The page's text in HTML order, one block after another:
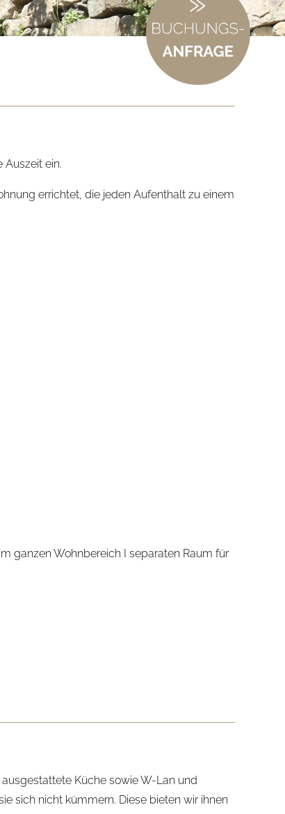
Auszeit ein.
errichtet, die jeden Aufenthalt zu einem
im ganzen Wohnbereich I separaten Raum für
Küche sowie W-Lan und
sich nicht kümmern. Diese bieten wir ihnen